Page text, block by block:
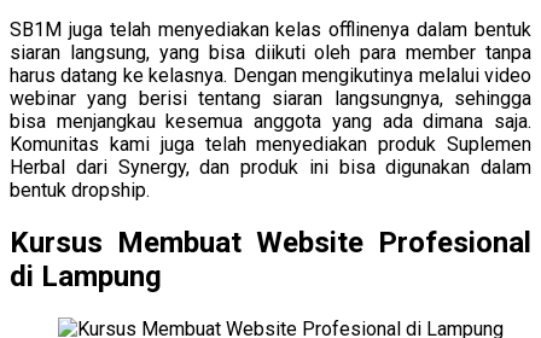
SB1M juga telah menyediakan kelas offlinenya dalam bentuk
siaran langsung, yang bisa diikuti oleh para member tanpa
harus datang ke kelasnya. Dengan mengikutinya melalui video
webinar yang berisi tentang siaran langsungnya, sehingga
bisa menjangkau kesemua anggota yang ada dimana saja.
Komunitas kami juga telah menyediakan produk Suplemen
Herbal dari Synergy, dan produk ini bisa digunakan dalam
bentuk dropship.
Kursus Membuat Website Profesional
di Lampung